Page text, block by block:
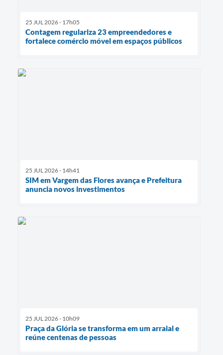
25 JUL 2026 - 17h05
Contagem regulariza 23 empreendedores e
fortalece comércio móvel em espaços públicos
25 JUL 2026 - 14h41
SIM em Vargem das Flores avança e Prefeitura
anuncia novos investimentos
25 JUL 2026 - 10h09
Praça da Glória se transforma em um arraial e
reúne centenas de pessoas